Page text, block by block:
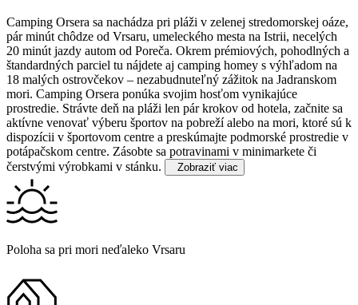
Camping Orsera sa nachádza pri pláži v zelenej stredomorskej oáze,
pár minút chôdze od Vrsaru, umeleckého mesta na Istrii, necelých
20 minút jazdy autom od Poreča. Okrem prémiových, pohodlných a
štandardných parciel tu nájdete aj camping homey s výhľadom na
18 malých ostrovčekov – nezabudnuteľný zážitok na Jadranskom
mori. Camping Orsera ponúka svojim hosťom vynikajúce
prostredie. Strávte deň na pláži len pár krokov od hotela, začnite sa
aktívne venovať výberu športov na pobreží alebo na mori, ktoré sú k
dispozícii v športovom centre a preskúmajte podmorské prostredie v
potápačskom centre. Zásobte sa potravinami v minimarkete či
čerstvými výrobkami v stánku.
Zobraziť viac
Poloha sa pri mori neďaleko Vrsaru